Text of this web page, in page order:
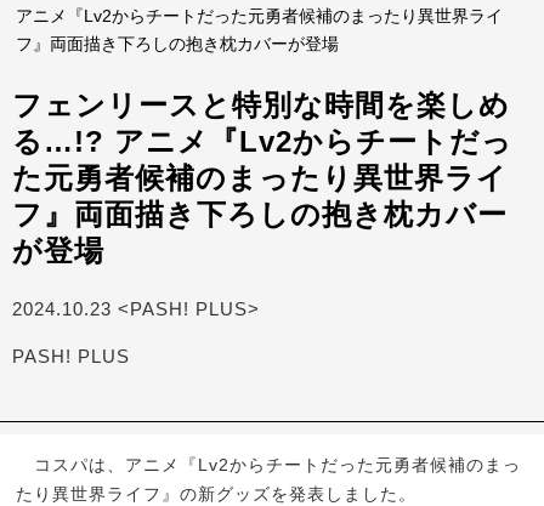
アニメ『Lv2からチートだった元勇者候補のまったり異世界ライ
フ』両面描き下ろしの抱き枕カバーが登場
フェンリースと特別な時間を楽しめ
る…!? アニメ『Lv2からチートだっ
た元勇者候補のまったり異世界ライ
フ』両面描き下ろしの抱き枕カバー
が登場
2024.10.23 <PASH! PLUS>
PASH! PLUS
コスパは、アニメ『Lv2からチートだった元勇者候補のまっ
たり異世界ライフ』の新グッズを発表しました。